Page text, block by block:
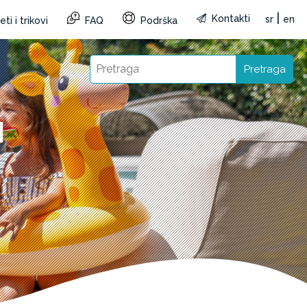
i trikovi FAQ Podrška Kontakti sr en
Pretraga